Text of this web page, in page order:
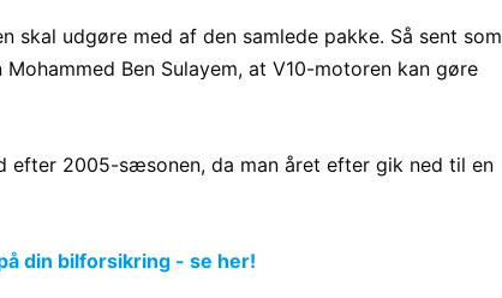
skal udgøre med af den samlede pakke. Så sent som
Ben Sulayem, at V10-motoren kan gøre
efter 2005-sæsonen, da man året efter gik ned til en
din bilforsikring - se her!